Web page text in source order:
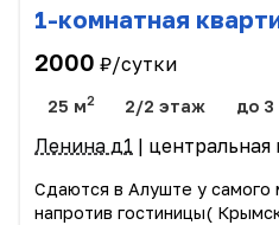
1-комнатная
2000 ₽/сутки
25 м2 2/2 этаж до 3
Ленина д1 |
Сдаются в Алуште у самого
напротив гостиницы(